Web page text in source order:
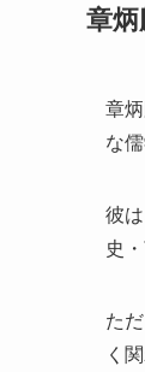
章
章
な
彼
史
た
く